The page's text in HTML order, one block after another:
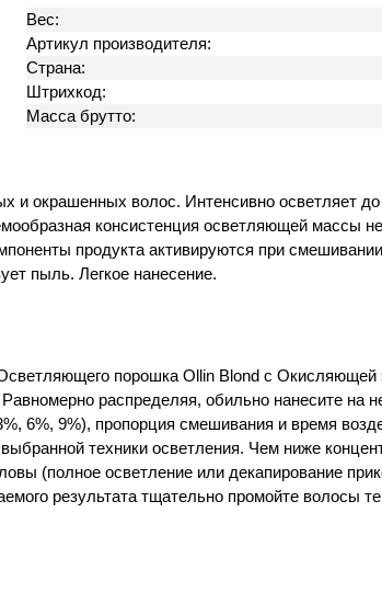
Вес:
Артикул производителя:
Страна:
Штрихкод:
Масса брутто:
окрашенных волос. Интенсивно осветляет
консистенция осветляющей массы
продукта активируются при
пыль. Легкое нанесение.
порошка Ollin Blond с
распределяя, обильно нанесите на
6%, 9%), пропорция смешивания и время
техники осветления. Чем ниже
(полное осветление или декапирование
результата тщательно промойте волосы